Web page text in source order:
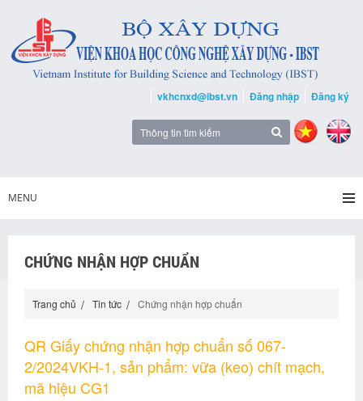
vkhcnxd@ibst.vn Đăng nhập Đăng ký
MENU
CHỨNG NHẬN HỢP CHUẨN
Trang chủ Tin tức Chứng nhận hợp chuẩn
QR Giấy chứng nhận hợp chuẩn số 067-
2/2024VKH-1, sản phẩm: vữa (keo) chít mạch,
mã hiệu CG1